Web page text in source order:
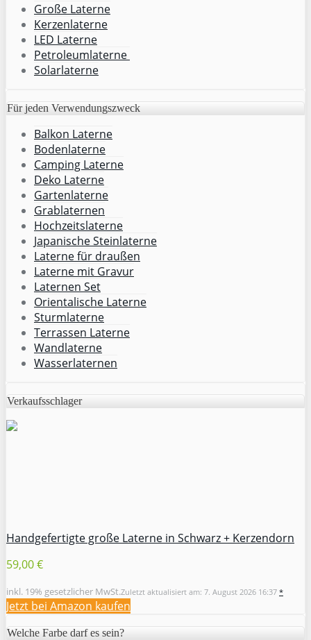
Große Laterne
Kerzenlaterne
LED Laterne
Petroleumlaterne
Solarlaterne
Für jeden Verwendungszweck
Balkon Laterne
Bodenlaterne
Camping Laterne
Deko Laterne
Gartenlaterne
Grablaternen
Hochzeitslaterne
Japanische Steinlaterne
Laterne für draußen
Laterne mit Gravur
Laternen Set
Orientalische Laterne
Sturmlaterne
Terrassen Laterne
Wandlaterne
Wasserlaternen
Verkaufsschlager
Handgefertigte große Laterne in Schwarz + Kerzendorn
59,00 €
inkl. 19% gesetzlicher MwSt.Zuletzt aktualisiert am: 7. August 2026 16:37 *
Jetzt bei Amazon kaufen
Welche Farbe darf es sein?